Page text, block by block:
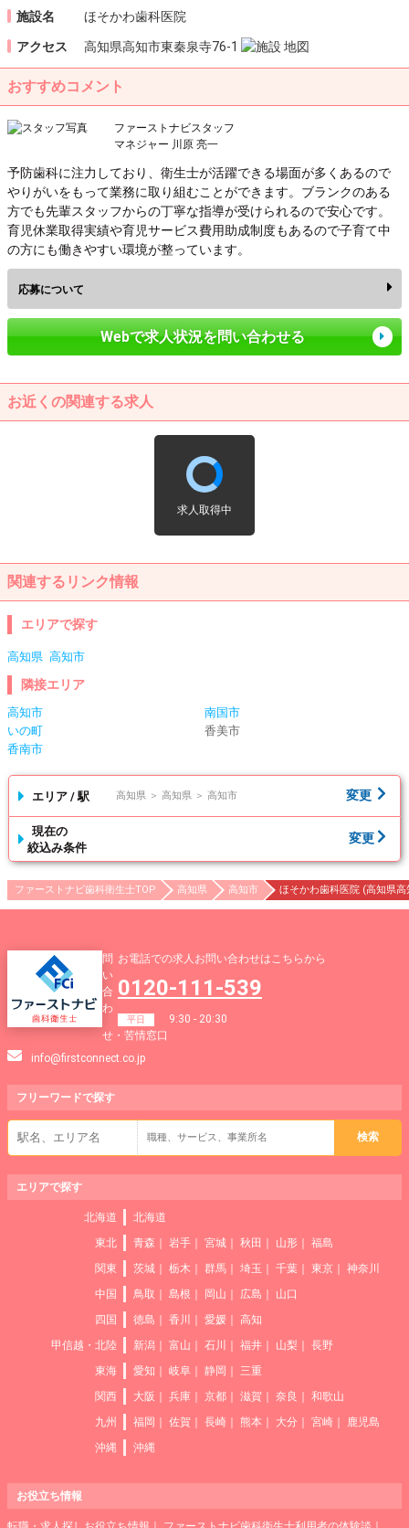
施設名 ほそかわ歯科医院
アクセス 高知県高知市東秦泉寺76-1
おすすめコメント
ファーストナビスタッフ
マネジャー 川原 亮一
予防歯科に注力しており、衛生士が活躍できる場面が多くあるので
やりがいをもって業務に取り組むことができます。ブランクのある
方でも先輩スタッフからの丁寧な指導が受けられるので安心です。
育児休業取得実績や育児サービス費用助成制度もあるので子育て中
の方にも働きやすい環境が整っています。
応募について
Webで求人状況を問い合わせる
お近くの関連する求人
求人取得中
関連するリンク情報
エリアで探す
高知県 高知市
隣接エリア
高知市
南国市
いの町
香美市
香南市
エリア / 駅 高知県 ＞ 高知県 ＞ 高知市 変更
現在の
絞込み条件
変更
ファーストナビ歯科衛生士TOP 高知県 高知市 ほそかわ歯科医院 (高知県高
お電話での求人お問い合わせはこちらから
0120-111-539
平日 9:30 - 20:30
問
い
合
わ
せ・苦情窓口
info@firstconnect.co.jp
フリーワードで探す
エリアで探す
北海道
北海道
東北
青森 岩手 宮城 秋田 山形
福島
関東
茨城 栃木 群馬 埼玉 千葉 東京
神奈川
中国
鳥取 島根 岡山 広島
山口
四国
徳島 香川 愛媛
高知
甲信越・北陸
新潟 富山 石川 福井 山梨
長野
東海
愛知 岐阜 静岡
三重
関西
大阪 兵庫 京都 滋賀 奈良
和歌山
九州
福岡 佐賀 長崎 熊本 大分 宮崎
鹿児島
沖縄
沖縄
お役立ち情報